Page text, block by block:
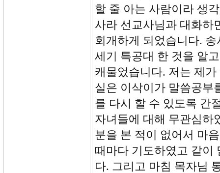
할 줄 아는 사람이라 생
사라 선교사님과 대화하
회개하게 되었습니다.
세기 특공대 한 것을 알
캐물었습니다. 저는 제
실은 이삭이가 말씀공부
를 다시 할 수 있도록 간
자녀들에 대해 무관심하
분을 본 적이 없어서 마
때마다 기도하였고 같이
다. 그리고 마침 목자님